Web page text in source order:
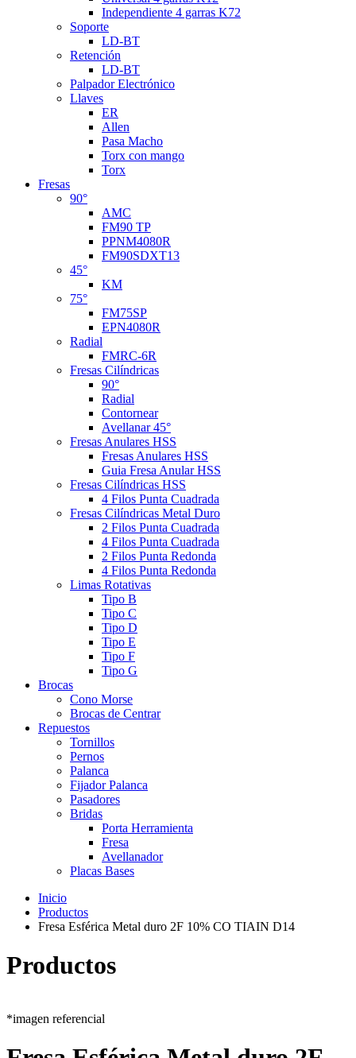
Independiente 4 garras K72
Soporte
LD-BT
Retención
LD-BT
Palpador Electrónico
Llaves
ER
Allen
Pasa Macho
Torx con mango
Torx
Fresas
90°
AMC
FM90 TP
PPNM4080R
FM90SDXT13
45°
KM
75°
FM75SP
EPN4080R
Radial
FMRC-6R
Fresas Cilíndricas
90°
Radial
Contornear
Avellanar 45°
Fresas Anulares HSS
Fresas Anulares HSS
Guia Fresa Anular HSS
Fresas Cilíndricas HSS
4 Filos Punta Cuadrada
Fresas Cilíndricas Metal Duro
2 Filos Punta Cuadrada
4 Filos Punta Cuadrada
2 Filos Punta Redonda
4 Filos Punta Redonda
Limas Rotativas
Tipo B
Tipo C
Tipo D
Tipo E
Tipo F
Tipo G
Brocas
Cono Morse
Brocas de Centrar
Repuestos
Tornillos
Pernos
Palanca
Fijador Palanca
Pasadores
Bridas
Porta Herramienta
Fresa
Avellanador
Placas Bases
Inicio
Productos
Fresa Esférica Metal duro 2F 10% CO TIAIN D14
Productos
*imagen referencial